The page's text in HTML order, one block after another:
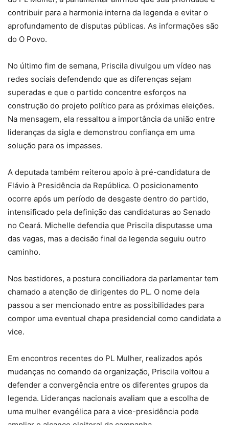
contribuir para a harmonia interna da legenda e evitar o
aprofundamento de disputas públicas. As informações são
do O Povo.
No último fim de semana, Priscila divulgou um vídeo nas
redes sociais defendendo que as diferenças sejam
superadas e que o partido concentre esforços na
construção do projeto político para as próximas eleições.
Na mensagem, ela ressaltou a importância da união entre
lideranças da sigla e demonstrou confiança em uma
solução para os impasses.
A deputada também reiterou apoio à pré-candidatura de
Flávio à Presidência da República. O posicionamento
ocorre após um período de desgaste dentro do partido,
intensificado pela definição das candidaturas ao Senado
no Ceará. Michelle defendia que Priscila disputasse uma
das vagas, mas a decisão final da legenda seguiu outro
caminho.
Nos bastidores, a postura conciliadora da parlamentar tem
chamado a atenção de dirigentes do PL. O nome dela
passou a ser mencionado entre as possibilidades para
compor uma eventual chapa presidencial como candidata a
vice.
Em encontros recentes do PL Mulher, realizados após
mudanças no comando da organização, Priscila voltou a
defender a convergência entre os diferentes grupos da
legenda. Lideranças nacionais avaliam que a escolha de
uma mulher evangélica para a vice-presidência pode